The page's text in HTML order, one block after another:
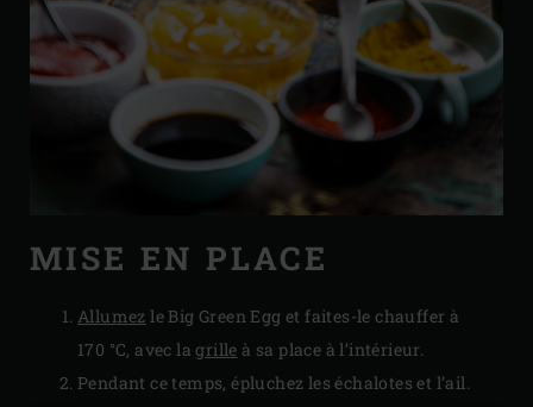
MISE EN PLACE
Allumez le Big Green Egg et faites-le chauffer à
170 °C, avec lagrille à sa place à l’intérieur.
Pendant ce temps, épluchez les échalotes et l’ail.